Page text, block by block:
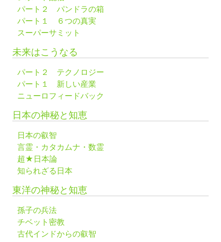
パート２ パンドラの箱
パート１ ６つの真実
スーパーサミット
未来はこうなる
パート２ テクノロジー
パート１ 新しい産業
ニューロフィードバック
日本の神秘と知恵
日本の叡智
言霊・カタカムナ・数霊
超★日本論
知られざる日本
東洋の神秘と知恵
孫子の兵法
チベット密教
古代インドからの叡智